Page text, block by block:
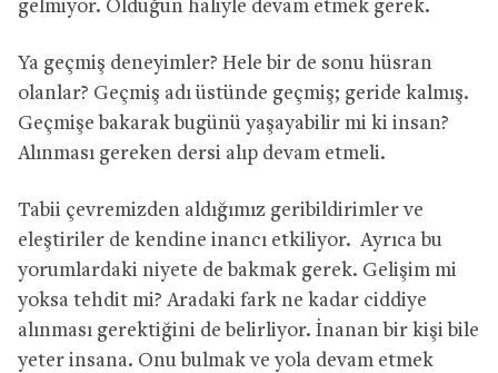
gelmiyor. Olduğun haliyle devam etmek gerek.
Ya geçmiş deneyimler? Hele bir de sonu hüsran
olanlar? Geçmiş adı üstünde geçmiş; geride kalmış.
Geçmişe bakarak bugünü yaşayabilir mi ki insan?
Alınması gereken dersi alıp devam etmeli.
Tabii çevremizden aldığımız geribildirimler ve
eleştiriler de kendine inancı etkiliyor. Ayrıca bu
yorumlardaki niyete de bakmak gerek. Gelişim mi
yoksa tehdit mi? Aradaki fark ne kadar ciddiye
alınması gerektiğini de belirliyor. İnanan bir kişi bile
yeter insana. Onu bulmak ve yola devam etmek